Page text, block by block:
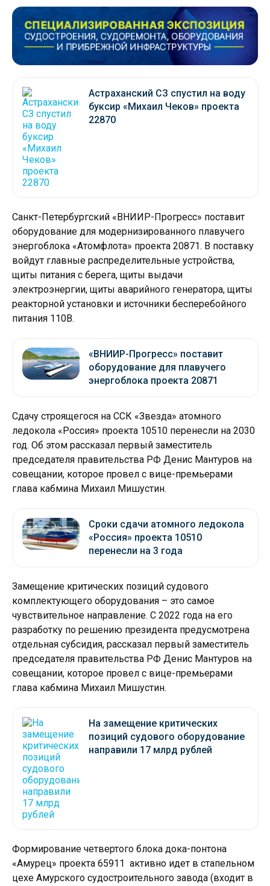
Астраханский СЗ спустил на воду
буксир «Михаил Чеков» проекта
22870
Санкт-Петербургский «ВНИИР-Прогресс» поставит
оборудование для модернизированного плавучего
энергоблока «Атомфлота» проекта 20871. В поставку
войдут главные распределительные устройства,
щиты питания с берега, щиты выдачи
электроэнергии, щиты аварийного генератора, щиты
реакторной установки и источники бесперебойного
питания 110В.
«ВНИИР-Прогресс» поставит
оборудование для плавучего
энергоблока проекта 20871
Сдачу строящегося на ССК «Звезда» атомного
ледокола «Россия» проекта 10510 перенесли на 2030
год. Об этом рассказал первый заместитель
председателя правительства РФ Денис Мантуров на
совещании, которое провел с вице-премьерами
глава кабмина Михаил Мишустин.
Сроки сдачи атомного ледокола
«Россия» проекта 10510
перенесли на 3 года
Замещение критических позиций судового
комплектующего оборудования – это самое
чувствительное направление. С 2022 года на его
разработку по решению президента предусмотрена
отдельная субсидия, рассказал первый заместитель
председателя правительства РФ Денис Мантуров на
совещании, которое провел с вице-премьерами
глава кабмина Михаил Мишустин.
На замещение критических
позиций судового оборудование
направили 17 млрд рублей
Формирование четвертого блока дока-понтона
«Амурец» проекта 65911 активно идет в стапельном
цехе Амурского судостроительного завода (входит в